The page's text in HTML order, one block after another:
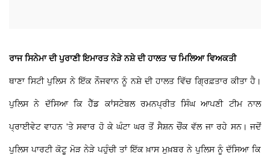
ਰਾਜ ਸਿਨੇਮਾ ਦੀ ਪੁਰਾਣੀ ਇਮਾਰਤ ਨੇੜੇ ਨਸ਼ੇ ਦੀ ਹਾਲਤ 'ਚ ਮਿਲਿਆ ਵਿਅਕਤੀ
ਥਾਣਾ ਸਿਟੀ ਪੁਲਿਸ ਨੇ ਇੱਕ ਨੌਜਵਾਨ ਨੂੰ ਨਸ਼ੇ ਦੀ ਹਾਲਤ ਵਿੱਚ ਗ੍ਰਿਫ਼ਤਾਰ ਕੀਤਾ ਹੈ।
ਪੁਲਿਸ ਨੇ ਦੱਸਿਆ ਕਿ ਹੈੱਡ ਕਾਂਸਟੇਬਲ ਰਮਨਪ੍ਰੀਤ ਸਿੰਘ ਆਪਣੀ ਟੀਮ ਨਾਲ
ਪ੍ਰਾਈਵੇਟ ਵਾਹਨ 'ਤੇ ਸਵਾਰ ਹੋ ਕੇ ਘੰਟਾ ਘਰ ਤੋਂ ਸੈਸ਼ਨ ਚੌਂਕ ਵੱਲ ਜਾ ਰਹੇ ਸਨ। ਜਦੋਂ
ਪੁਲਿਸ ਪਾਰਟੀ ਕੋਟੂ ਮੋੜ ਨੇੜੇ ਪਹੁੰਚੀ ਤਾਂ ਇੱਕ ਖ਼ਾਸ ਮੁਖ਼ਬਰ ਨੇ ਪੁਲਿਸ ਨੂੰ ਦੱਸਿਆ ਕਿ